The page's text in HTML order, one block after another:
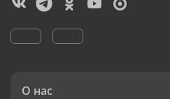
О нас